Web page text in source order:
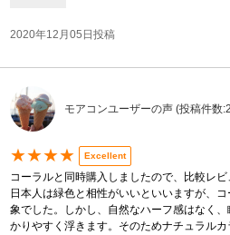
2020年12月05日投稿
モアコンユーザーの声 (投稿件数
★★★★ Excellent
コーラルと同時購入しましたので、比較レビ
日本人は緑色と相性がいいといいますが、
象でした。しかし、自然なハーフ感はなく
かりやすく浮きます。そのためナチュラル